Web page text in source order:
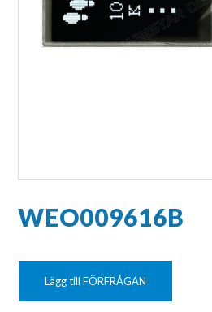
WEO009616B
Lägg till FÖRFRÅGAN